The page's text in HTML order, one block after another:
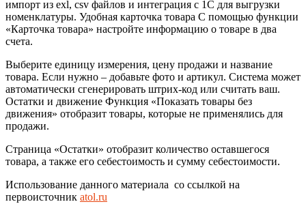
импорт из exl, csv файлов и интеграция с 1С для выгрузки
номенклатуры. Удобная карточка товара С помощью функции
«Карточка товара» настройте информацию о товаре в два
счета.
Выберите единицу измерения, цену продажи и название
товара. Если нужно – добавьте фото и артикул. Система может
автоматически сгенерировать штрих-код или считать ваш.
Остатки и движение Функция «Показать товары без
движения» отобразит товары, которые не применялись для
продажи.
Страница «Остатки» отобразит количество оставшегося
товара, а также его себестоимость и сумму себестоимости.
Использование данного материала со ссылкой на
первоисточник atol.ru